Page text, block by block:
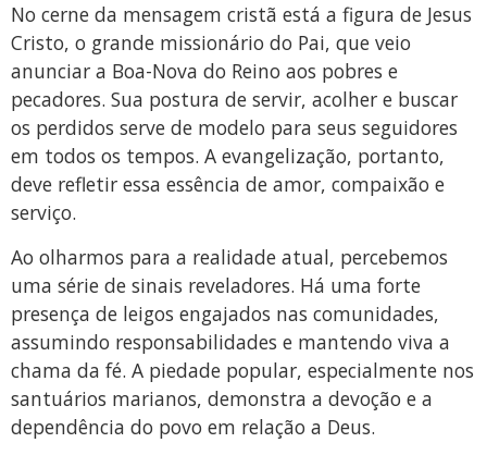
No cerne da mensagem cristã está a figura de Jesus
Cristo, o grande missionário do Pai, que veio
anunciar a Boa-Nova do Reino aos pobres e
pecadores. Sua postura de servir, acolher e buscar
os perdidos serve de modelo para seus seguidores
em todos os tempos. A evangelização, portanto,
deve refletir essa essência de amor, compaixão e
serviço.
Ao olharmos para a realidade atual, percebemos
uma série de sinais reveladores. Há uma forte
presença de leigos engajados nas comunidades,
assumindo responsabilidades e mantendo viva a
chama da fé. A piedade popular, especialmente nos
santuários marianos, demonstra a devoção e a
dependência do povo em relação a Deus.